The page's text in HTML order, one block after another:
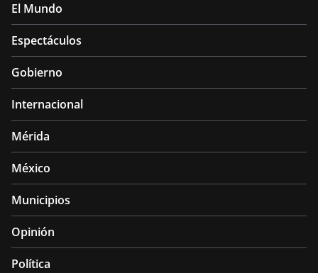
El Mundo
Espectáculos
Gobierno
Internacional
Mérida
México
Municipios
Opinión
Política